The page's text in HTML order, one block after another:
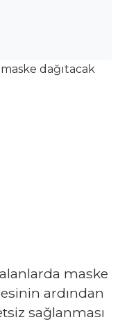
maske
ardından
sağlanması